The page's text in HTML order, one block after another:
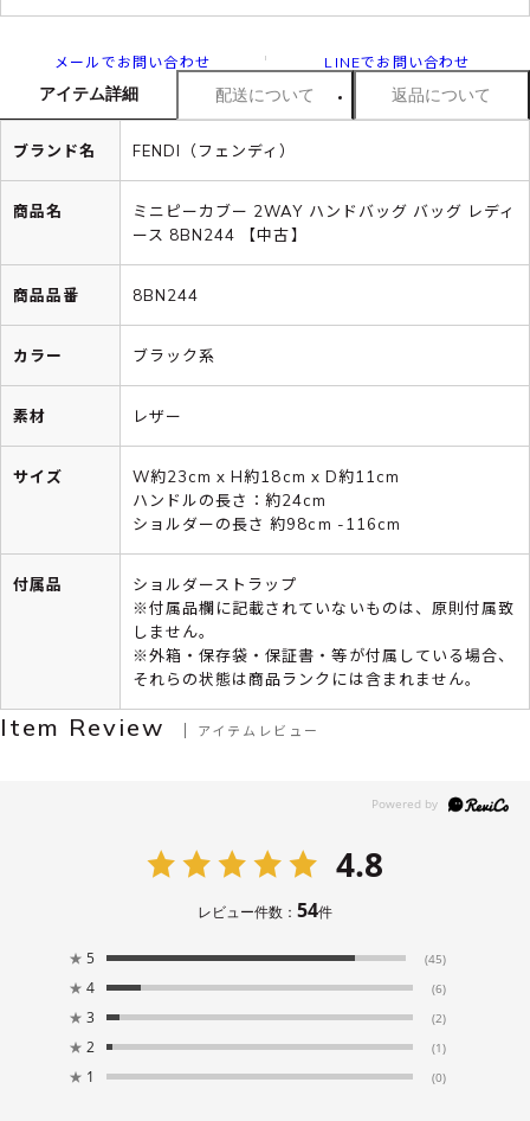
メールでお問い合わせ LINEでお問い合わせ
アイテム詳細 配送について 返品について
ブランド名 FENDI（フェンディ）
商品名
ミニピーカブー 2WAY ハンドバッグ バッグ レディ
ース 8BN244 【中古】
商品品番 8BN244
カラー ブラック系
素材 レザー
サイズ
W約23cm x H約18cm x D約11cm
ハンドルの長さ：約24cm
ショルダーの長さ 約98cm -116cm
付属品
ショルダーストラップ
※付属品欄に記載されていないものは、原則付属致
しません。
※外箱・保存袋・保証書・等が付属している場合、
それらの状態は商品ランクには含まれません。
Item Review アイテムレビュー
4.8
レビュー件数： 54件
★ 5 (45)
★ 4 (6)
★ 3 (2)
★ 2 (1)
★ 1 (0)